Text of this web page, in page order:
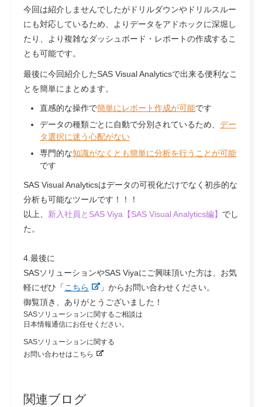
今回は紹介しませんでしたがドリルダウンやドリルスルー
にも対応しているため、よりデータをアドホックに深堀し
たり、より複雑なダッシュボード・レポートの作成するこ
とも可能です。
最後に今回紹介したSAS Visual Analyticsで出来る便利なこ
とを簡単にまとめます。
直感的な操作で簡単にレポート作成が可能です
データの種類ごとに自動で分別されているため、 デー
タ選択に迷う心配がない
専門的な知識がなくとも簡単に分析を行うことが可能
です
SAS Visual Analyticsはデータの可視化だけでなく初歩的な
分析も可能なツールです！！！
以上、 新入社員とSAS Viya【SAS Visual Analytics編】 でし
た。
4.最後に
SASソリューションやSAS Viyaにご興味頂いた方は、お気
軽にぜひ「こちら
」からお問い合わせください。
御覧頂き、ありがとうございました！
SASソリューションに関するご相談は
日本情報通信にお任せください。
SASソリューションに関する
お問い合わせはこちら
関連ブログ